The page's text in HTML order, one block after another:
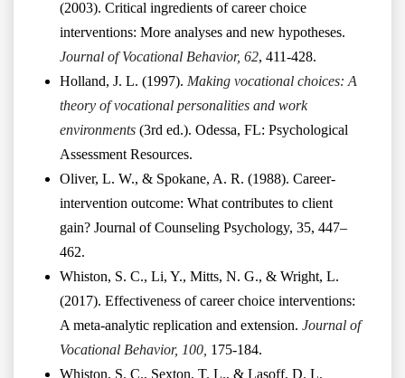
(2003). Critical ingredients of career choice
interventions: More analyses and new hypotheses.
Journal of Vocational Behavior, 62, 411-428.
Holland, J. L. (1997).Making vocational choices: A
theory of vocational personalities and work
environments (3rd ed.). Odessa, FL: Psychological
Assessment Resources.
Oliver, L. W., & Spokane, A. R. (1988). Career-
intervention outcome: What contributes to client
gain? Journal of Counseling Psychology, 35, 447–
462.
Whiston, S. C., Li, Y., Mitts, N. G., & Wright, L.
(2017). Effectiveness of career choice interventions:
A meta-analytic replication and extension.Journal of
Vocational Behavior, 100, 175-184.
Whiston, S. C., Sexton, T. L., & Lasoff, D. L.